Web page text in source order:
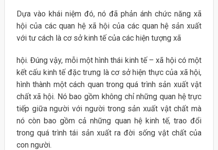
Dựa vào khái niệm đó, nó đã phản ánh chức năng xã
hội của các quan hệ xã hội của các quan hệ sản xuất
với tư cách là cơ sở kinh tế của các hiện tượng xã
hội. Đúng vậy, mỗi một hình thái kinh tế – xã hội có một
kết cấu kinh tế đặc trưng là cơ sở hiện thực của xã hội,
hình thành một cách quan trong quá trình sản xuất vật
chất xã hội. Nó bao gồm không chỉ những quan hệ trực
tiếp giữa người với người trong sản xuất vật chất mà
nó còn bao gồm cả những quan hệ kinh tế, trao đổi
trong quá trình tái sản xuất ra đời sống vật chất của
con người.